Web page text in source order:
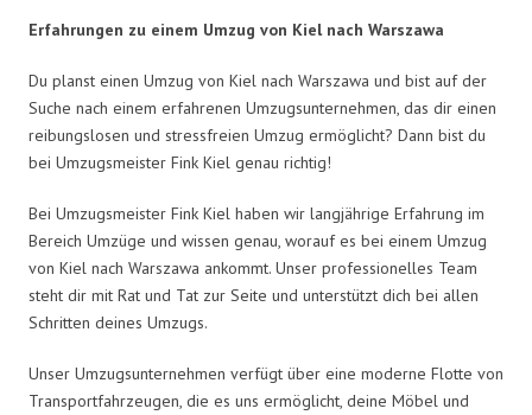
Erfahrungen zu einem Umzug von Kiel nach Warszawa
Du planst einen Umzug von Kiel nach Warszawa und bist auf der
Suche nach einem erfahrenen Umzugsunternehmen, das dir einen
reibungslosen und stressfreien Umzug ermöglicht? Dann bist du
bei Umzugsmeister Fink Kiel genau richtig!
Bei Umzugsmeister Fink Kiel haben wir langjährige Erfahrung im
Bereich Umzüge und wissen genau, worauf es bei einem Umzug
von Kiel nach Warszawa ankommt. Unser professionelles Team
steht dir mit Rat und Tat zur Seite und unterstützt dich bei allen
Schritten deines Umzugs.
Unser Umzugsunternehmen verfügt über eine moderne Flotte von
Transportfahrzeugen, die es uns ermöglicht, deine Möbel und